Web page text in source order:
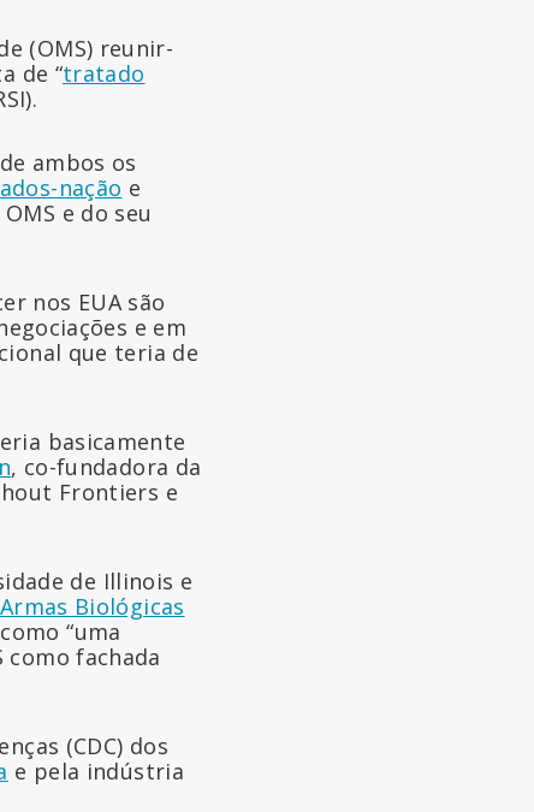
(OMS) reunir-
de “tratado
ambos os
nação e
e do seu
nos EUA são
e em
que teria de
basicamente
, co-fundadora da
Frontiers e
de Illinois e
Biológicas
“uma
fachada
(CDC) dos
e pela indústria